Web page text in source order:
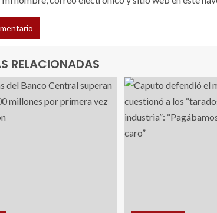
RELACIONADAS